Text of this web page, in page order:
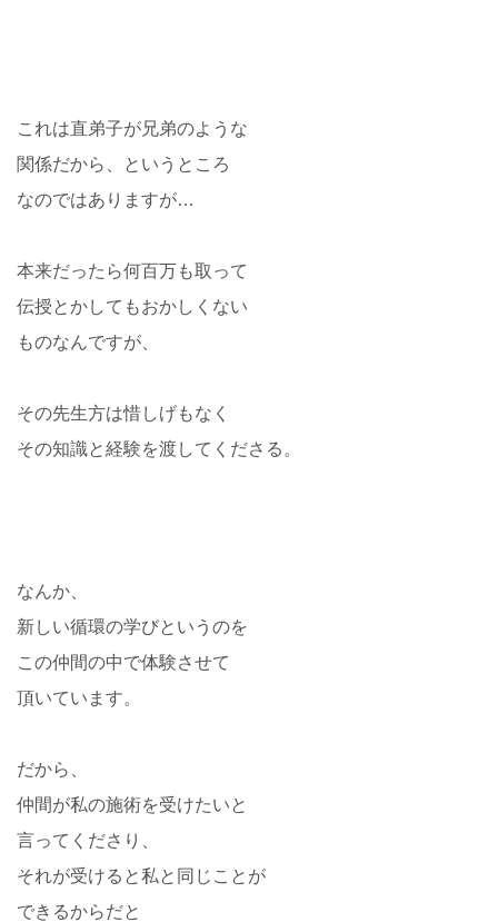
これは直弟子が兄弟のような
関係だから、というところ
なのではありますが…
本来だったら何百万も取って
伝授とかしてもおかしくない
ものなんですが、
その先生方は惜しげもなく
その知識と経験を渡してくださる。
なんか、
新しい循環の学びというのを
この仲間の中で体験させて
頂いています。
だから、
仲間が私の施術を受けたいと
言ってくださり、
それが受けると私と同じことが
できるからだと